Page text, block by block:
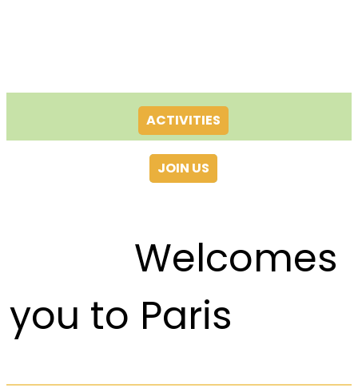
ACTIVITIES
JOIN US
Welcomes
you to Paris